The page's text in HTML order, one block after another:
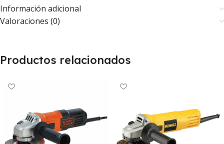
Información adicional
Valoraciones (0)
Productos relacionados